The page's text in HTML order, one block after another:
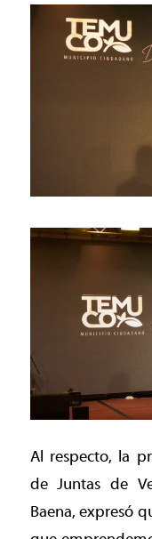
Al respecto, la
de Juntas de
Baena, expresó